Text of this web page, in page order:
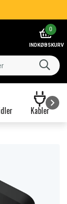
0
INDKØBSKURV
Kabler